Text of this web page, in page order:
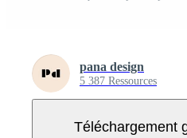
pana design
5 387 Ressources
Téléchargement